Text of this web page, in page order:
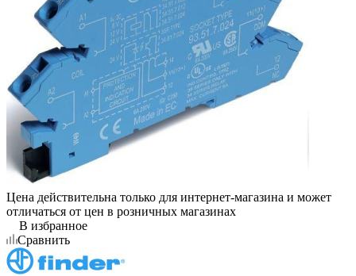
Цена действительна только для интернет-магазина и может
отличаться от цен в розничных магазинах
В избранное
Сравнить